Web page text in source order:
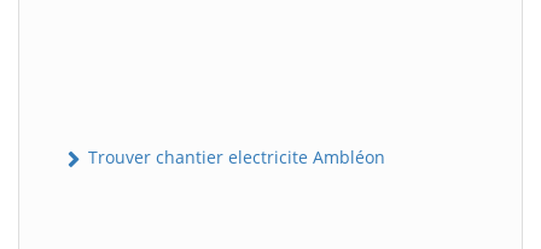
Trouver chantier electricite Ambléon